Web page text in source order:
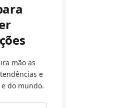
mão as
e
do mundo.